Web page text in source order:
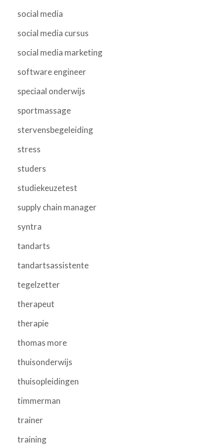
social media
social media cursus
social media marketing
software engineer
speciaal onderwijs
sportmassage
stervensbegeleiding
stress
studers
studiekeuzetest
supply chain manager
syntra
tandarts
tandartsassistente
tegelzetter
therapeut
therapie
thomas more
thuisonderwijs
thuisopleidingen
timmerman
trainer
training